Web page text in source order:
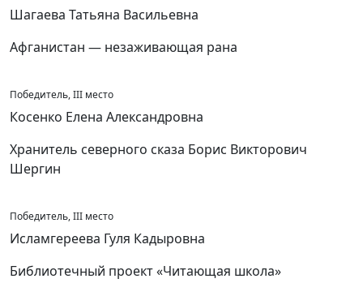
Шагаева Татьяна Васильевна
Афганистан — незаживающая рана
Победитель, III место
Косенко Елена Александровна
Хранитель северного сказа Борис Викторович
Шергин
Победитель, III место
Исламгереева Гуля Кадыровна
Библиотечный проект «Читающая школа»